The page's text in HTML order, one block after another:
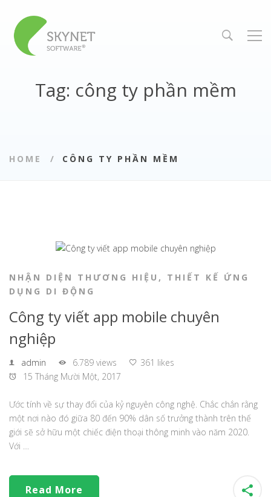
Tag: công ty phần mềm
HOME CÔNG TY PHẦN MỀM
NHẬN DIỆN THƯƠNG HIỆU , THIẾT KẾ ỨNG
DỤNG DI ĐỘNG
Công ty viết app mobile chuyên
nghiệp
admin 6.789 views
361 likes
15 Tháng Mười Một, 2017
Ước tính về sự thay đổi của kỷ nguyên công nghệ. Chắc chắn rằng
một nơi nào đó giữa 80 đến 90% dân số trưởng thành trên thế
giới sẽ sở hữu một chiếc điện thoại thông minh vào năm 2020.
Với …
Read More